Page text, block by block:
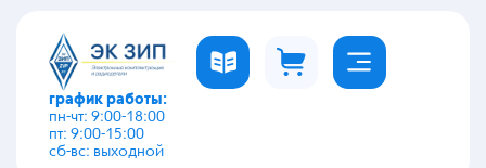
график работы:
пн-чт: 9:00-18:00
пт: 9:00-15:00
сб-вс: выходной